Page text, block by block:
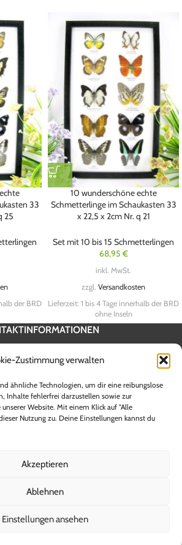
Zustimmung verwalten
ähnliche Technologien, um dir eine reibungslose
Inhalte fehlerfrei darzustellen sowie zur
Website. Mit einem Klick auf "Alle
Nutzung zu. Deine Einstellungen kannst du
Akzeptieren
Ablehnen
Einstellungen ansehen
33
25
der BRD
10 wunderschöne echte
Schmetterlinge im Schaukasten 33
x 22,5 x 2cm Nr. q 21
Set mit 10 bis 15 Schmetterlingen
68,95 €
inkl. MwSt.
zzgl. Versandkosten
Lieferzeit: 1 bis 4 Tage innerhalb der BRD
ohne Inseln
inklusive 19 % Mehrwertsteuer zzgl.
innerhalb Deutschlands beträgt zwischen 1
für andere Länder sowie Informationen zur
entnehmen Sie bitte den Angaben der
innerhalb der Bundesrepublik Deutschland
den Sie beim Kauf erstattet bekommen.
- Inhaberin Kerstin Brockmann